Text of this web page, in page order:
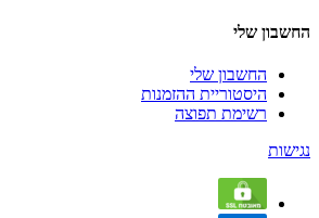
החשבון שלי
החשבון שלי
היסטוריית ההזמנות
רשימת תפוצה
נגישות